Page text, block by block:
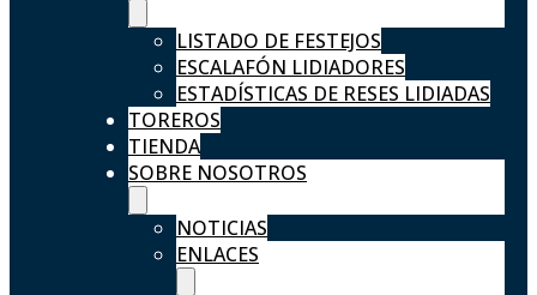
LISTADO DE FESTEJOS
ESCALAFÓN LIDIADORES
ESTADÍSTICAS DE RESES LIDIADAS
TOREROS
TIENDA
SOBRE NOSOTROS
NOTICIAS
ENLACES